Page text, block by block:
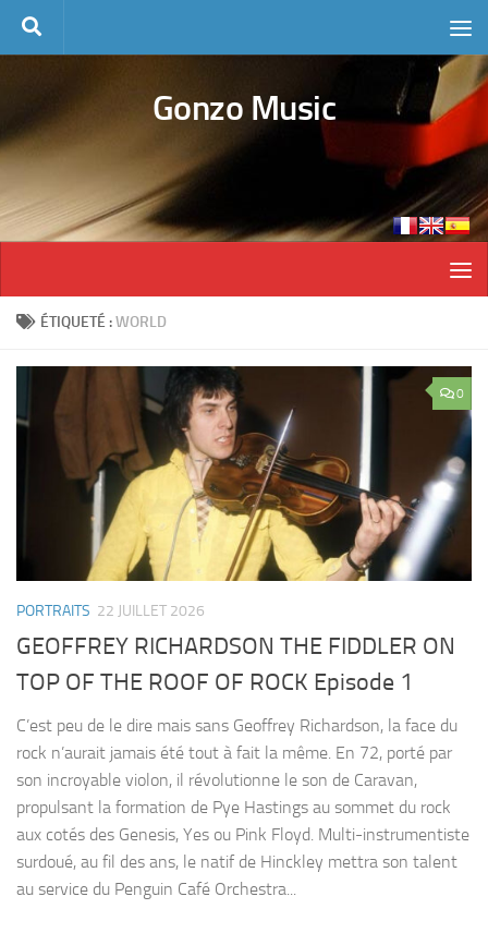
Skip to content
Gonzo Music
ÉTIQUETÉ :WORLD
0
PORTRAITS 22 JUILLET 2026
GEOFFREY RICHARDSON THE FIDDLER ON
TOP OF THE ROOF OF ROCK Episode 1
C’est peu de le dire mais sans Geoffrey Richardson, la face du
rock n’aurait jamais été tout à fait la même. En 72, porté par
son incroyable violon, il révolutionne le son de Caravan,
propulsant la formation de Pye Hastings au sommet du rock
aux cotés des Genesis, Yes ou Pink Floyd. Multi-instrumentiste
surdoué, au fil des ans, le natif de Hinckley mettra son talent
au service du Penguin Café Orchestra...